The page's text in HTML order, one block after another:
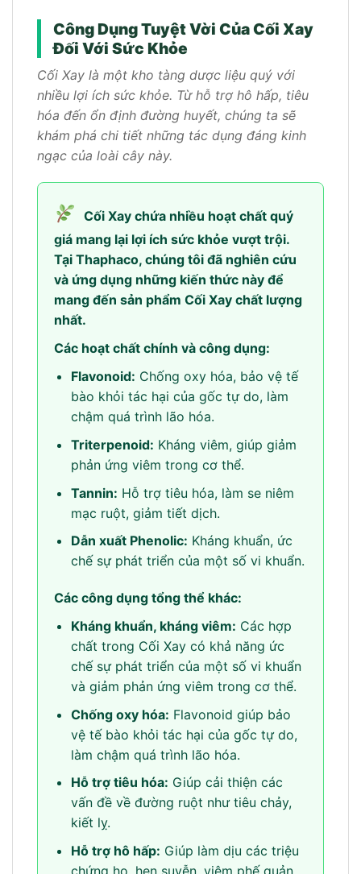
Công Dụng Tuyệt Vời Của Cối Xay
Đối Với Sức Khỏe
Cối Xay là một kho tàng dược liệu quý với
nhiều lợi ích sức khỏe. Từ hỗ trợ hô hấp, tiêu
hóa đến ổn định đường huyết, chúng ta sẽ
khám phá chi tiết những tác dụng đáng kinh
ngạc của loài cây này.
Cối Xay chứa nhiều hoạt chất quý
giá mang lại lợi ích sức khỏe vượt trội.
Tại Thaphaco, chúng tôi đã nghiên cứu
và ứng dụng những kiến thức này để
mang đến sản phẩm Cối Xay chất lượng
nhất.
Các hoạt chất chính và công dụng:
Flavonoid: Chống oxy hóa, bảo vệ tế
bào khỏi tác hại của gốc tự do, làm
chậm quá trình lão hóa.
Triterpenoid: Kháng viêm, giúp giảm
phản ứng viêm trong cơ thể.
Tannin: Hỗ trợ tiêu hóa, làm se niêm
mạc ruột, giảm tiết dịch.
Dẫn xuất Phenolic: Kháng khuẩn, ức
chế sự phát triển của một số vi khuẩn.
Các công dụng tổng thể khác:
Kháng khuẩn, kháng viêm: Các hợp
chất trong Cối Xay có khả năng ức
chế sự phát triển của một số vi khuẩn
và giảm phản ứng viêm trong cơ thể.
Chống oxy hóa: Flavonoid giúp bảo
vệ tế bào khỏi tác hại của gốc tự do,
làm chậm quá trình lão hóa.
Hỗ trợ tiêu hóa: Giúp cải thiện các
vấn đề về đường ruột như tiêu chảy,
kiết lỵ.
Hỗ trợ hô hấp: Giúp làm dịu các triệu
chứng ho, hen suyễn, viêm phế quản.